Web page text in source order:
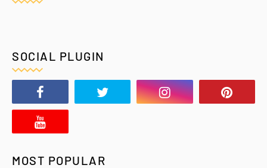
SOCIAL PLUGIN
MOST POPULAR